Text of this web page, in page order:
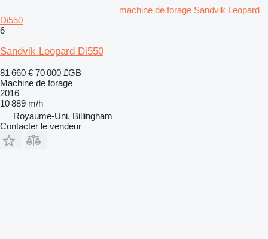
machine de forage Sandvik Leopard
Di550
6
Sandvik Leopard Di550
81 660 € 70 000 £GB
Machine de forage
2016
10 889 m/h
Royaume-Uni, Billingham
Contacter le vendeur